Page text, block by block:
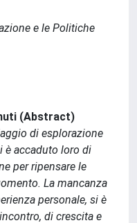
e le Politiche
(Abstract)
di esplorazione
è accaduto loro di
per ripensare le
La mancanza
personale, si è
di crescita e